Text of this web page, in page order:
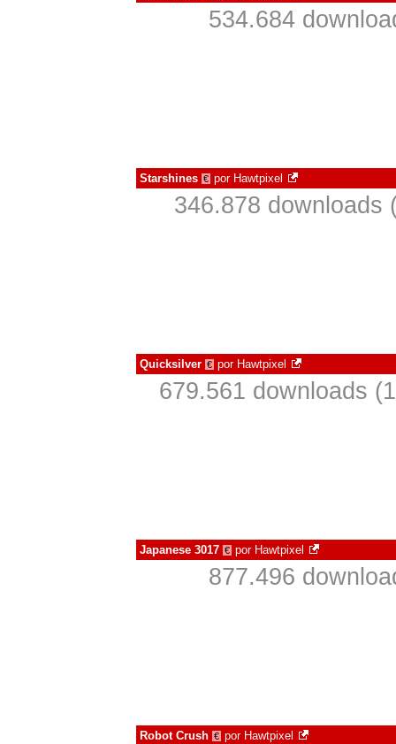
534.684
Starshines € por Hawtpixel
346.878 downloads
Quicksilver € por Hawtpixel
679.561 downloads
Japanese 3017 € por Hawtpixel
877.496
Robot Crush € por Hawtpixel